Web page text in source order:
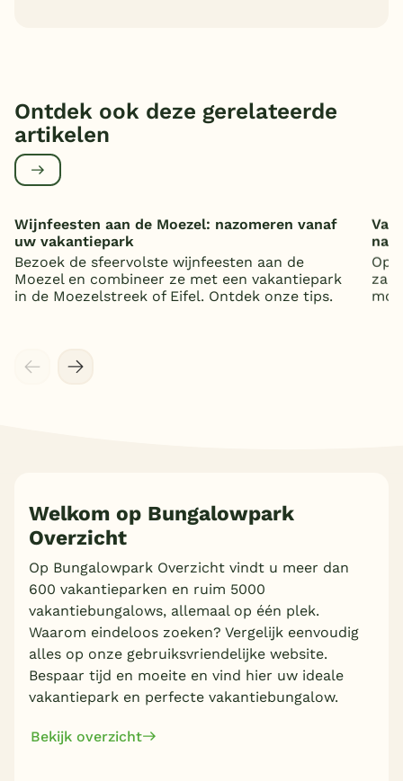
Ontdek ook deze gerelateerde
artikelen
Wijnfeesten aan de Moezel: nazomeren vanaf
uw vakantiepark
Bezoek de sfeervolste wijnfeesten aan de
Moezel en combineer ze met een vakantiepark
in de Moezelstreek of Eifel. Ontdek onze tips.
Op
Welkom op Bungalowpark
Overzicht
Op Bungalowpark Overzicht vindt u meer dan
600 vakantieparken en ruim 5000
vakantiebungalows, allemaal op één plek.
Waarom eindeloos zoeken? Vergelijk eenvoudig
alles op onze gebruiksvriendelijke website.
Bespaar tijd en moeite en vind hier uw ideale
vakantiepark en perfecte vakantiebungalow.
Bekijk overzicht